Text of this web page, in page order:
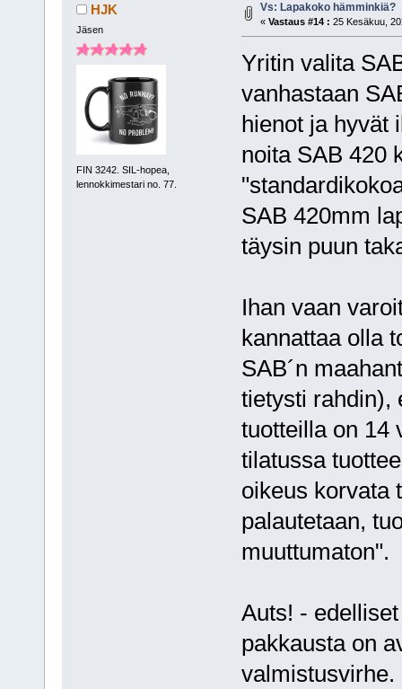
HJK
Jäsen
FIN 3242. SIL-hopea,
lennokkimestari no. 77.
Vs: Lapakoko hämminkiä?
« Vastaus #14 : 25 Kesäkuu,
Yritin valita
vanhastaan
hienot ja hyvät
noita SAB 420
SAB 420mm
täysin puun
Ihan vaan
kannattaa olla
SAB´n
tietysti rahdin),
tuotteilla on 14
tilatussa
oikeus korvata
palautetaan,
muuttumaton".
Auts! -
pakkausta on
valmistusvirhe.